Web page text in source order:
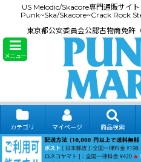
US Melodic/Skacore専門通販サ
Punk~Ska/Skacore~Crack Rock
東京都公安委員会公認古物商免許
メニュー
カテゴリ マイページ 商品検索